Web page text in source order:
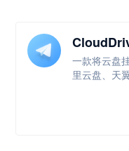
一款将云盘
里云盘、天